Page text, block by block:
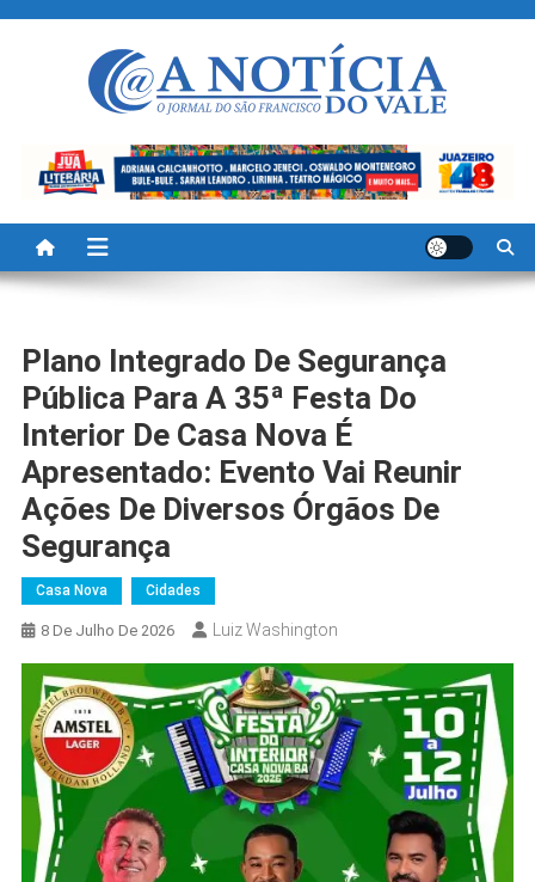
A Noticia Do Vale
Plano Integrado De Segurança
Pública Para A 35ª Festa Do
Interior De Casa Nova É
Apresentado: Evento Vai Reunir
Ações De Diversos Órgãos De
Segurança
Casa Nova Cidades
8 De Julho De 2026 Luiz Washington